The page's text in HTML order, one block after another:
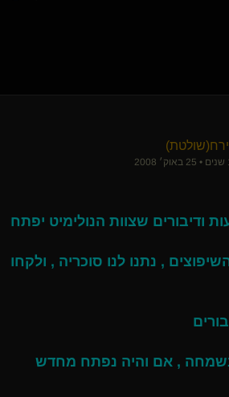
ודיבורים שצוות הנולימיט יפתח
, נתנו לנו סוכריה , ולקחו
, אם והיה נפתח מחדש